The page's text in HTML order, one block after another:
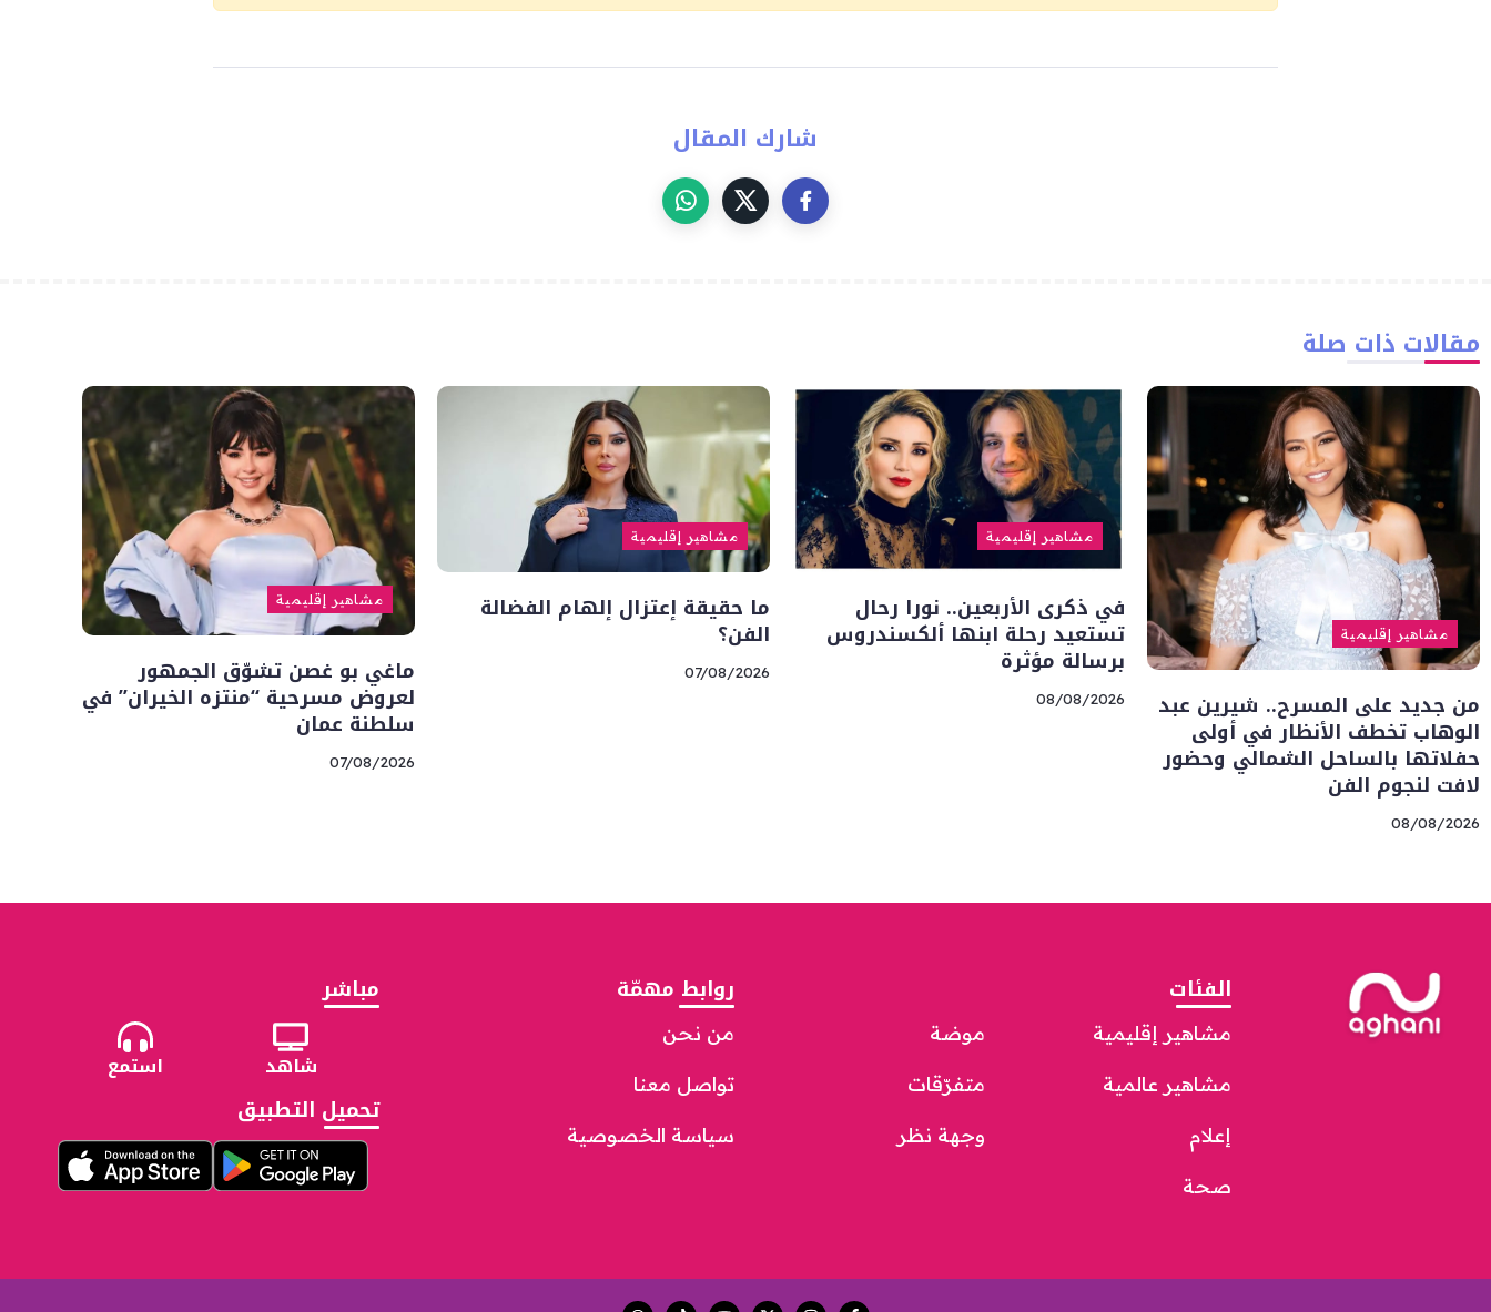
شارك المقال
مقالات ذات صلة
مشاهير إقليمية
من جديد على المسرح.. شيرين عبد
الوهاب تخطف الأنظار في أولى
حفلاتها بالساحل الشمالي وحضور
لافت لنجوم الفن
08/08/2026
مشاهير إقليمية
في ذكرى الأربعين.. نورا رحال
تستعيد رحلة ابنها ألكسندروس
برسالة مؤثرة
08/08/2026
مشاهير إقليمية
ما حقيقة إعتزال إلهام الفضالة
الفن؟
07/08/2026
مشاهير إقليمية
ماغي بو غصن تشوّق الجمهور
لعروض مسرحية “منتزه الخيران” في
سلطنة عمان
07/08/2026
الفئات
مشاهير إقليمية
مشاهير عالمية
إعلام
صحة
موضة
متفرّقات
وجهة نظر
روابط مهمّة
من نحن
تواصل معنا
سياسة الخصوصية
مباشر
شاهد استمع
تحميل التطبيق